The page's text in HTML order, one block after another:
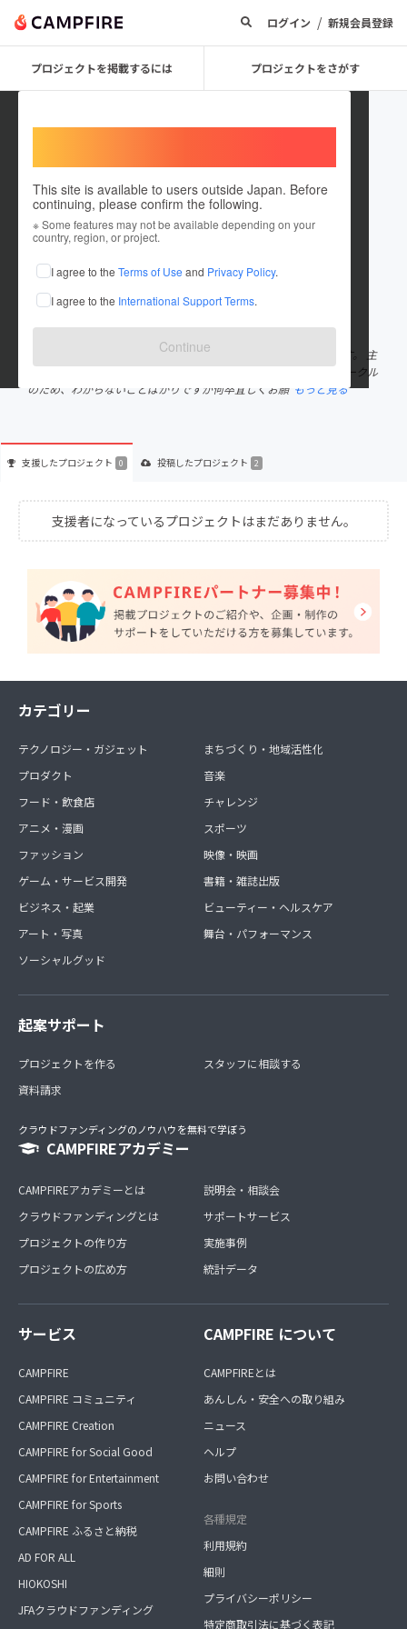
ログイン / 新規会員登録
プロジェクトを掲載するには プロジェクトをさがす
This site is available to users outside Japan. Before
continuing, please confirm the following.
※ Some features may not be available depending on your
country, region, or project.
I agree to the Terms of Use and Privacy Policy.
I agree to the International Support Terms.
Continue
cigarettes20old
これまでに2件のプロジェクトを投稿しています
在住国：日本 現在地：東京都
出身国：日本 出身地：石川県
「たばこは２０になってから」というサークル名で活動しています。 主
にボードゲームの作成をしております。 駆け出しのボドゲ作成サークル
のため、わからないことばかりですが何卒宜しくお願 もっと見る
支援したプロジェクト 0 投稿したプロジェクト 2
支援者になっているプロジェクトはまだありません。
カテゴリー
テクノロジー・ガジェット
プロダクト
フード・飲食店
アニメ・漫画
ファッション
ゲーム・サービス開発
ビジネス・起業
アート・写真
ソーシャルグッド
まちづくり・地域活性化
音楽
チャレンジ
スポーツ
映像・映画
書籍・雑誌出版
ビューティー・ヘルスケア
舞台・パフォーマンス
起案サポート
プロジェクトを作る
資料請求
スタッフに相談する
クラウドファンディングのノウハウを無料で学ぼう
CAMPFIREアカデミー
CAMPFIREアカデミーとは
クラウドファンディングとは
プロジェクトの作り方
プロジェクトの広め方
説明会・相談会
サポートサービス
実施事例
統計データ
サービス
CAMPFIRE
CAMPFIRE コミュニティ
CAMPFIRE Creation
CAMPFIRE for Social Good
CAMPFIRE for Entertainment
CAMPFIRE for Sports
CAMPFIRE ふるさと納税
AD FOR ALL
HIOKOSHI
JFAクラウドファンディング
CAMPFIRE について
CAMPFIREとは
あんしん・安全への取り組み
ニュース
ヘルプ
お問い合わせ
各種規定
利用規約
細則
プライバシーポリシー
特定商取引法に基づく表記